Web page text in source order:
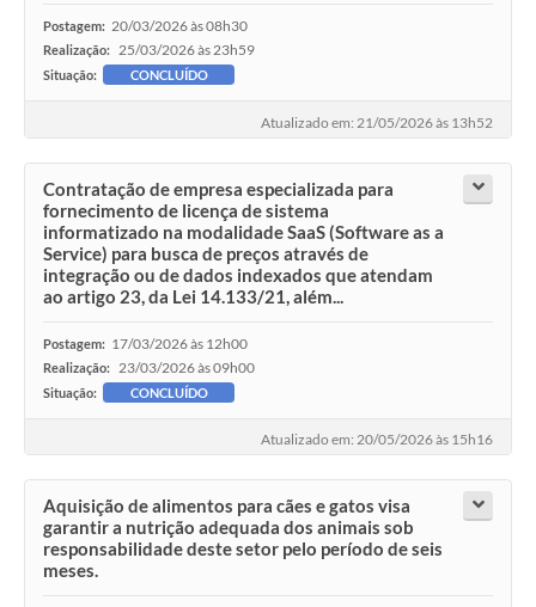
Postagem: 20/03/2026 às 08h30
Realização: 25/03/2026 às 23h59
Situação: CONCLUÍDO
Atualizado em: 21/05/2026 às 13h52
Contratação de empresa especializada para
fornecimento de licença de sistema
informatizado na modalidade SaaS (Software as a
Service) para busca de preços através de
integração ou de dados indexados que atendam
ao artigo 23, da Lei 14.133/21, além...
Postagem: 17/03/2026 às 12h00
Realização: 23/03/2026 às 09h00
Situação: CONCLUÍDO
Atualizado em: 20/05/2026 às 15h16
Aquisição de alimentos para cães e gatos visa
garantir a nutrição adequada dos animais sob
responsabilidade deste setor pelo período de seis
meses.